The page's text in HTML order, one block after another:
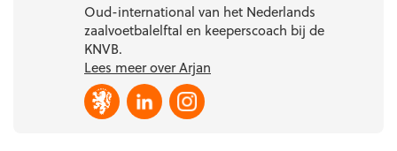
Oud-international van het Nederlands
zaalvoetbalelftal en keeperscoach bij de
KNVB.
Lees meer over Arjan